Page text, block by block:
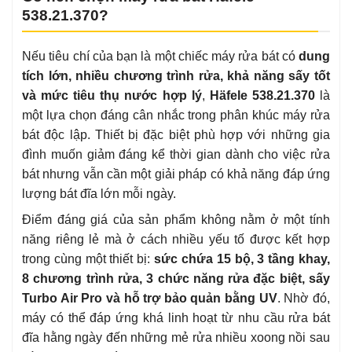
538.21.370?
Nếu tiêu chí của bạn là một chiếc máy rửa bát có dung
tích lớn, nhiều chương trình rửa, khả năng sấy tốt
và mức tiêu thụ nước hợp lý, Häfele 538.21.370là
một lựa chọn đáng cân nhắc trong phân khúc máy rửa
bát độc lập. Thiết bị đặc biệt phù hợp với những gia
đình muốn giảm đáng kể thời gian dành cho việc rửa
bát nhưng vẫn cần một giải pháp có khả năng đáp ứng
lượng bát đĩa lớn mỗi ngày.
Điểm đáng giá của sản phẩm không nằm ở một tính
năng riêng lẻ mà ở cách nhiều yếu tố được kết hợp
trong cùng một thiết bị:sức chứa 15 bộ, 3 tầng khay,
8 chương trình rửa, 3 chức năng rửa đặc biệt, sấy
Turbo Air Pro và hỗ trợ bảo quản bằng UV. Nhờ đó,
máy có thể đáp ứng khá linh hoạt từ nhu cầu rửa bát
đĩa hằng ngày đến những mẻ rửa nhiều xoong nồi sau